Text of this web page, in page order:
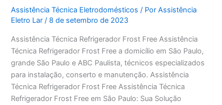
Assistência Técnica Eletrodomésticos / PorAssistência
Eletro Lar/ 8 de setembro de 2023
Assistência Técnica Refrigerador Frost Free Assistência
Técnica Refrigerador Frost Free a domicílio em São Paulo,
grande São Paulo e ABC Paulista, técnicos especializados
para instalação, conserto e manutenção. Assistência
Técnica Refrigerador Frost Free Assistência Técnica
Refrigerador Frost Free em São Paulo: Sua Solução